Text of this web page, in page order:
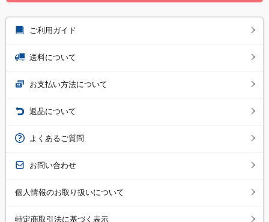
ご利用ガイド
送料について
お支払い方法について
返品について
よくあるご質問
お問い合わせ
個人情報のお取り扱いについて
特定商取引法に基づく表示